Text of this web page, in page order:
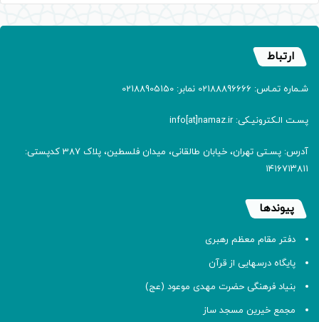
ارتباط
شـماره تمـاس: 02188896666 نمابر: 02188905150
پسـت الـکترونیـکی: info[at]namaz.ir
آدرس: پسـتی تهران، خیابان طالقانی، میدان فلسطین، پلاک 387 کدپستی:
۱۴۱۶۷۱۳۸۱۱
پیوندها
دفتر مقام معظم رهبری
پایگاه درسهایی از قرآن
بنیاد فرهنگی حضرت مهدی موعود (عج)
مجمع خیرین مسجد ساز